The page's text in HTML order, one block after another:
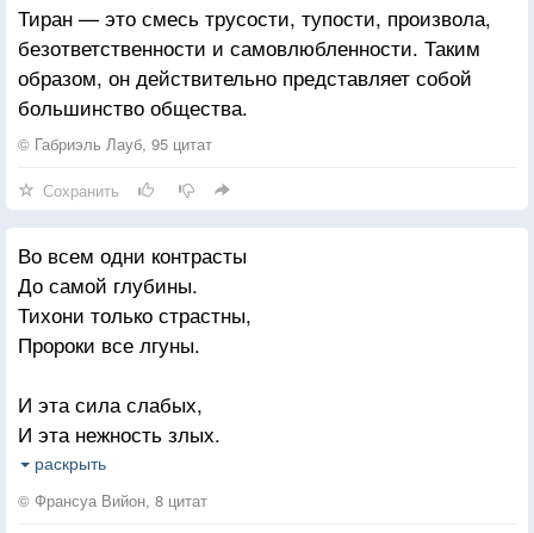
Тиран — это смесь трусости, тупости, произвола,
безответственности и самовлюбленности. Таким
образом, он действительно представляет собой
большинство общества.
© Габриэль Лауб, 95 цитат
Сохранить
Во всем одни контрасты
До самой глубины.
Тихони только страстны,
Пророки все лгуны.
И эта сила слабых,
И эта нежность злых.
И недоступность славы —
Спасенье для иных.
раскрыть
© Франсуа Вийон, 8 цитат